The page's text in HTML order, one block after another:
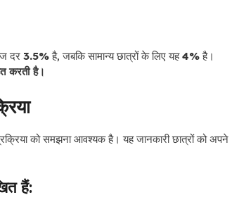
दर 3.5%है, जबकि सामान्य छात्रों के लिए यह4%है।
करती है।
को समझना आवश्यक है। यह जानकारी छात्रों को अपने
हैं: